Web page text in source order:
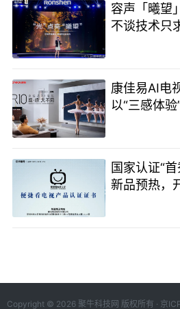
容声「曦望
不谈技术只
康佳易AI电
以“三感体
国家认证“
新品预热，
Copyright © 2026 聚牛科技网 版权所有 · 京